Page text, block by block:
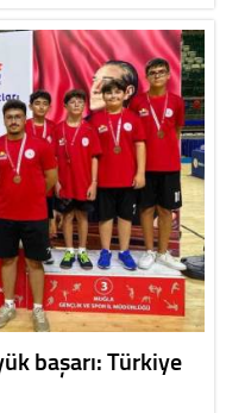
başarı: Türkiye